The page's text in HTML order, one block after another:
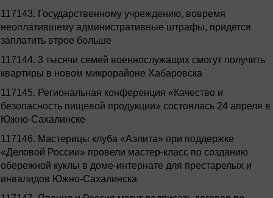
117143. Государственному учреждению, вовремя
неоплатившему административные штрафы, придется
заплатить втрое больше
117144. 3 тысячи семей военнослужащих смогут получить
квартиры в новом микрорайоне Хабаровска
117145. Региональная конференция «Качество и
безопасность пищевой продукции» состоялась 24 апреля в
Южно-Сахалинске
117146. Мастерицы клуба «Аэлита» при поддержке
«Деловой России» провели мастер-класс по созданию
обережной куклы в доме-интернате для престарелых и
инвалидов Южно-Сахалинска